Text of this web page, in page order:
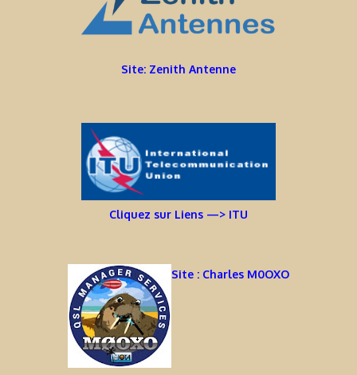
Site: Zenith Antenne
Cliquez sur Liens —> ITU
Site : Charles M0OXO